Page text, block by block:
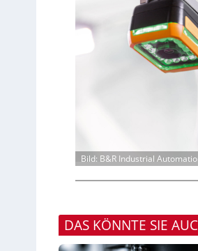
Bild: B&R Industrial
DAS KÖNNTE SIE